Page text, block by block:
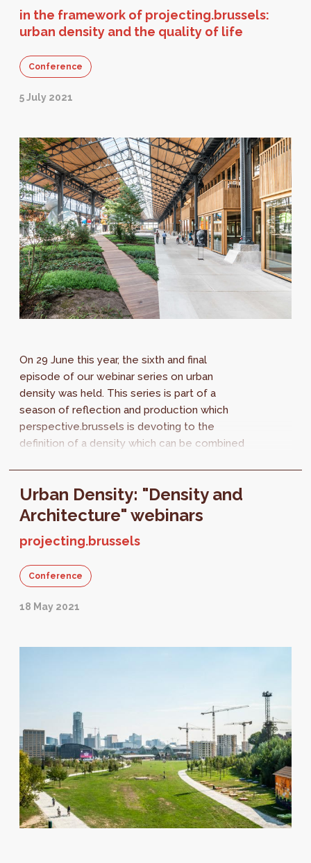
in the framework of projecting.brussels:
urban density and the quality of life
Conference
5 July 2021
On 29 June this year, the sixth and final
episode of our webinar series on urban
density was held. This series is part of a
season of reflection and production which
perspective.brussels is devoting to the
definition of a density which can be combined
Urban Density: "Density and
Architecture" webinars
projecting.brussels
Conference
18 May 2021